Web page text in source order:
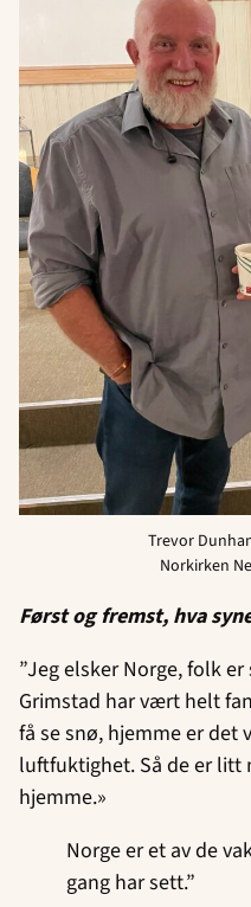
Trevor
Norkirken
Først og fremst, hva
”Jeg elsker Norge, folk
Grimstad har vært helt
få se snø, hjemme er det
luftfuktighet. Så de er litt
hjemme.»
Norge er et av de
gang har sett.”